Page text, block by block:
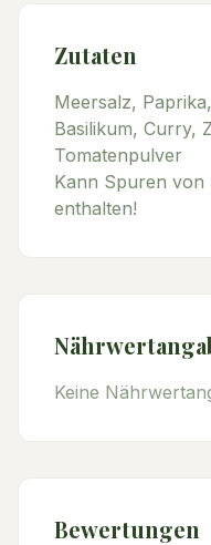
Zutaten
Meersalz,
Basilikum, Curry,
Tomatenpulver
Kann Spuren von
enthalten!
Keine
Bewertungen